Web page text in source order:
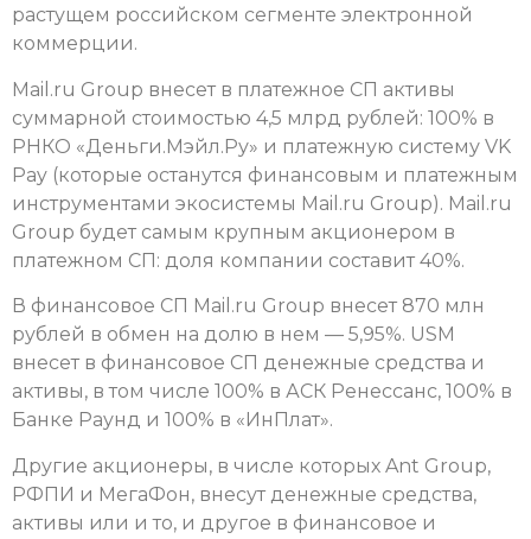
растущем российском сегменте электронной
коммерции.
Mail.ru Group внесет в платежное СП активы
суммарной стоимостью 4,5 млрд рублей: 100% в
РНКО «Деньги.Мэйл.Ру» и платежную систему VK
Pay (которые останутся финансовым и платежным
инструментами экосистемы Mail.ru Group). Mail.ru
Group будет самым крупным акционером в
платежном СП: доля компании составит 40%.
В финансовое СП Mail.ru Group внесет 870 млн
рублей в обмен на долю в нем — 5,95%. USM
внесет в финансовое СП денежные средства и
активы, в том числе 100% в АСК Ренессанс, 100% в
Банке Раунд и 100% в «ИнПлат».
Другие акционеры, в числе которых Ant Group,
РФПИ и МегаФон, внесут денежные средства,
активы или и то, и другое в финансовое и